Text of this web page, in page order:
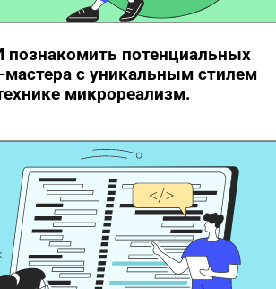
познакомить потенциальных
мастера с уникальным стилем
микрореализм.